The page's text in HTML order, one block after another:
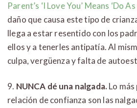
Parent’s ‘I Love You’ Means ‘Do
daño que causa este tipo de
llega a estar resentido con los
ellos y a tenerles antipatía. Al
culpa, vergüenza y falta de
9. NUNCA dé una nalgada.Lo
relación de confianza son las